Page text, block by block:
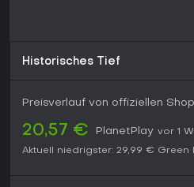
Historisches Tief
Preisverlauf von offiziellen
20,57 € PlanetPlay vor 1
Aktuell niedrigster: 29,99 € Green